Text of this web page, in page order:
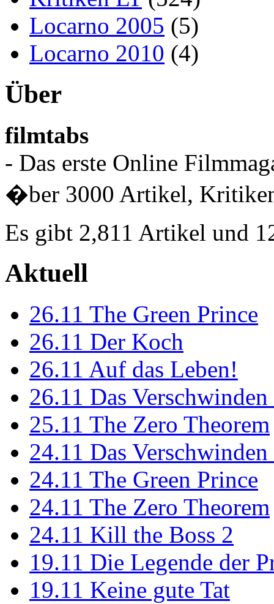
Locarno 2005 (5)
Locarno 2010 (4)
Über
filmtabs
- Das erste Online
�ber 3000 Artikel,
Es gibt 2,811 Artikel und
Aktuell
26.11 The Green Prince
26.11 Der Koch
26.11 Auf das Leben!
26.11 Das
25.11 The Zero Theorem
24.11 Das
24.11 The Green Prince
24.11 The Zero Theorem
24.11 Kill the Boss 2
19.11 Die Legende der
19.11 Keine gute Tat